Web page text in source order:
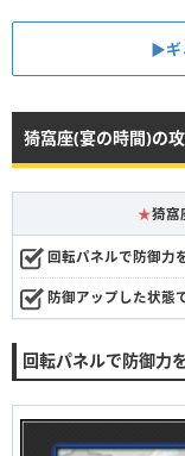
▶︎ギ
猗窩座(宴の時間)の
★猗窩
回転パネルで防御力
防御アップした状態
回転パネルで防御力